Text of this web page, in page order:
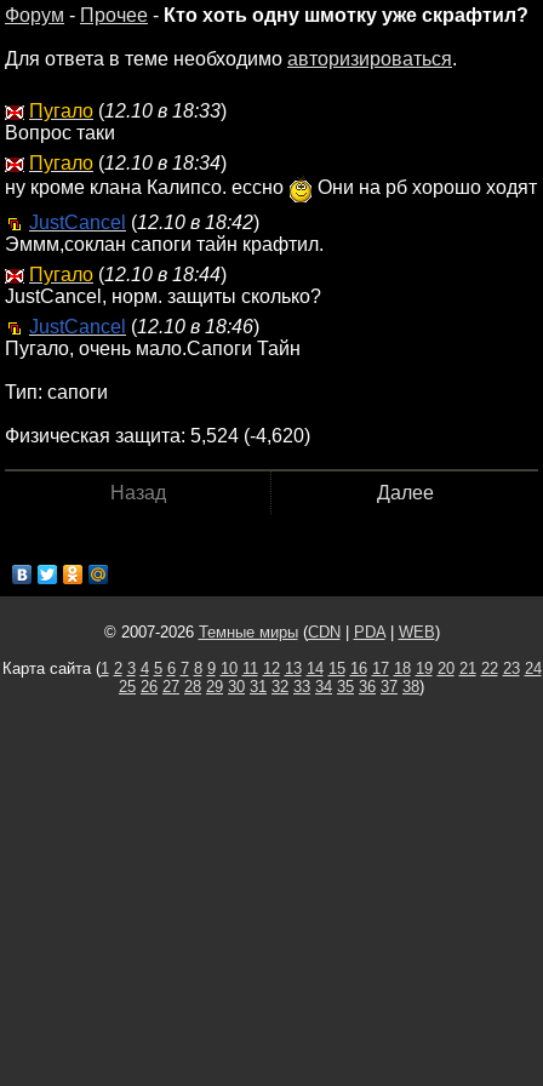
Форум - Прочее - Кто хоть одну шмотку уже скрафтил?
Для ответа в теме необходимо авторизироваться.
Пугало (12.10 в 18:33)
Вопрос таки
Пугало (12.10 в 18:34)
ну кроме клана Калипсо. ессно
Они на рб хорошо ходят
JustCancel (12.10 в 18:42)
Эммм,соклан сапоги тайн крафтил.
Пугало (12.10 в 18:44)
JustCancel, норм. защиты сколько?
JustCancel (12.10 в 18:46)
Пугало, очень мало.Сапоги Тайн
Тип: сапоги
Физическая защита: 5,524 (-4,620)
Назад Далее
© 2007-2026 Темные миры(CDN PDA| WEB)
Карта сайта (1 2 3 4 5 6 7 8 9 10 11 12 13 14 15 16 17 18 19 20 21 22 23 24
25 26 27 28 29 30 31 32 33 34 35 36 37 38)